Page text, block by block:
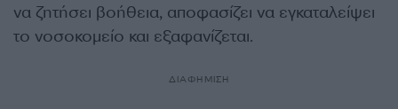
να ζητήσει βοήθεια, αποφασίζει να εγκαταλείψει
το νοσοκομείο και εξαφανίζεται.
ΔΙΑΦΗΜΙΣΗ